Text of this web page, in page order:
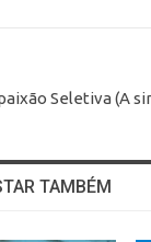
Seletiva (A
TAMBÉM